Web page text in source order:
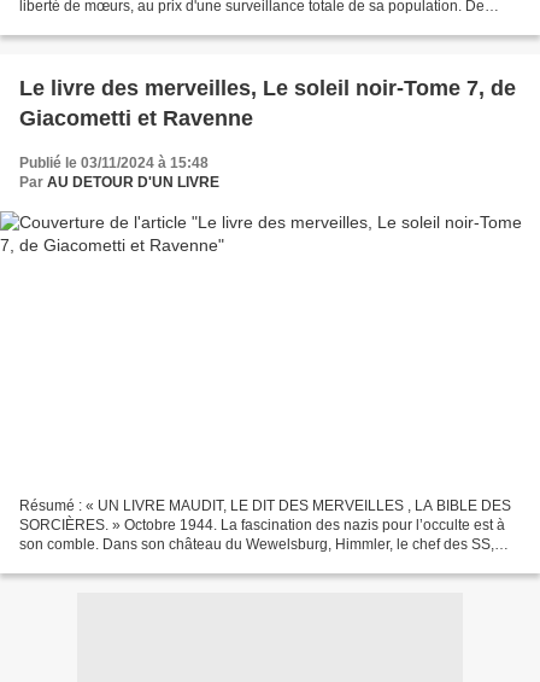
liberté de mœurs, au prix d'une surveillance totale de sa population. De
Le livre des merveilles, Le soleil noir-Tome 7, de
Giacometti et Ravenne
Publié le 03/11/2024 à 15:48
Par AU DETOUR D'UN LIVRE
Résumé : « UN LIVRE MAUDIT, LE DIT DES MERVEILLES , LA BIBLE DES
SORCIÈRES. » Octobre 1944. La fascination des nazis pour l’occulte est à
son comble. Dans son château du Wewelsburg, Himmler, le chef des SS,